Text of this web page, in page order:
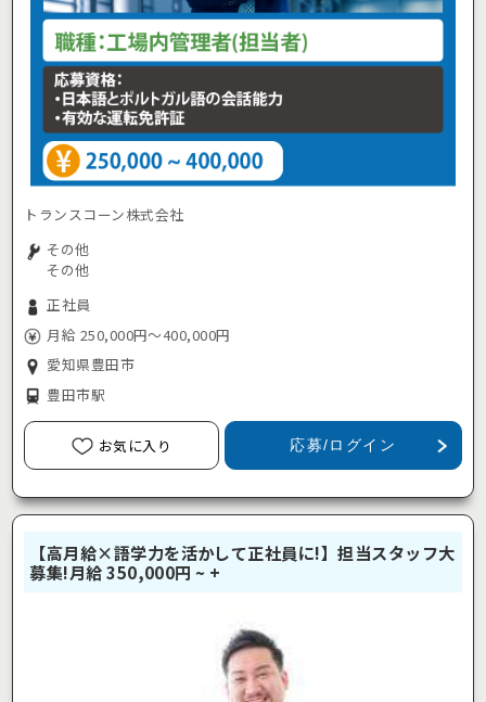
トランスコーン株式会社
その他
その他
正社員
月給 250,000円～400,000円
愛知県豊田市
豊田市駅
お気に入り 応募/ログイン
【高月給×語学力を活かして正社員に!】担当スタッフ大
募集!月給 350,000円 ~ +